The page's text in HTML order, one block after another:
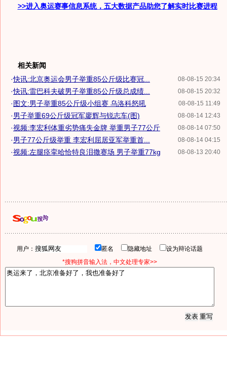
>>进入奥运赛事信息系统，五大数据产品助您了解实时比赛进程
相关新闻
08-08-15 20:34
·快讯:北京奥运会男子举重85公斤级比赛冠...
08-08-15 20:32
·快讯:雷巴科夫破男子举重85公斤级总成绩...
08-08-15 11:49
·图文:男子举重85公斤级小组赛 乌洛科怒吼
08-08-14 12:43
·男子举重69公斤级冠军廖辉与锐志车(图)
08-08-14 07:50
·视频:李宏利体重劣势痛失金牌 举重男子77公斤
08-08-14 04:15
·男子77公斤级举重 李宏利屈居亚军举重首...
08-08-13 20:40
·视频:左腿痉挛哈恰特良泪撒赛场 男子举重77kg
用户： 匿名 隐藏地址
设为辩论话题
*搜狗拼音输入法，中文处理专家>>